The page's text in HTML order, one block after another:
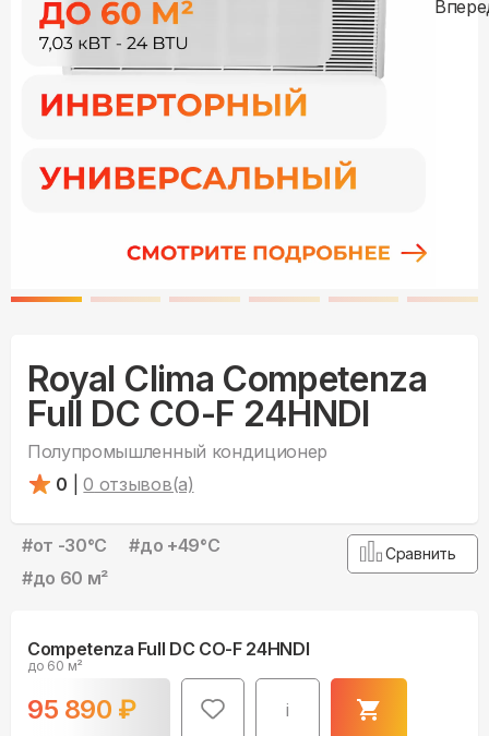
Royal Clima Competenza
Full DC CO-F 24HNDI
Полупромышленный кондиционер
0
0 отзывов(а)
#от -30°С #до +49°С
#до 60 м²
Сравнить
Competenza Full DC CO-F 24HNDI
до 60 м²
95 890 ₽ i